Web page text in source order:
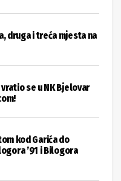
druga i treća mjesta na
se u NK Bjelovar
kod Garića do
’91 i Bilogora